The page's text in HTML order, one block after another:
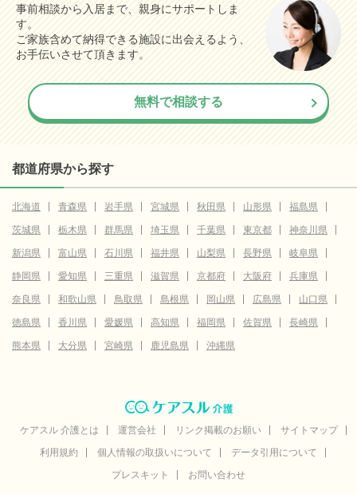
事前相談から入居まで、親身にサポートしま
す。
ご家族含めて納得できる施設に出会えるよう、
お手伝いさせて頂きます。
無料で相談する
都道府県から探す
北海道 青森県 岩手県 宮城県 秋田県 山形県
福島県
茨城県
栃木県 群馬県 埼玉県 千葉県 東京都
神奈川県
新潟県
富山県 石川県 福井県 山梨県 長野県
岐阜県
静岡県
愛知県 三重県 滋賀県 京都府 大阪府
兵庫県
奈良県
和歌山県 鳥取県 島根県 岡山県 広島県
山口県
徳島県
香川県 愛媛県 高知県 福岡県 佐賀県
長崎県
熊本県
大分県 宮崎県 鹿児島県 沖縄県
ケアスル 介護とは 運営会社 リンク掲載のお願い
サイトマップ
利用規約
個人情報の取扱いについて
データ引用について
プレスキット
お問い合わせ